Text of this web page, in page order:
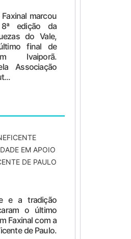
marcou
edição da
do Vale,
final de
Ivaiporã.
Associação
EM APOIO
DE PAULO
e a tradição
o último
Faxinal com a
de Paulo.